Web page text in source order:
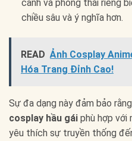
cảnh và phong thái riêng
chiều sâu và ý nghĩa hơn.
READ Ảnh Cosplay
Hóa Trang Đỉnh Cao!
Sự đa dạng này đảm bảo
cosplay hầu gái phù hợp với
yêu thích sự truyền thống